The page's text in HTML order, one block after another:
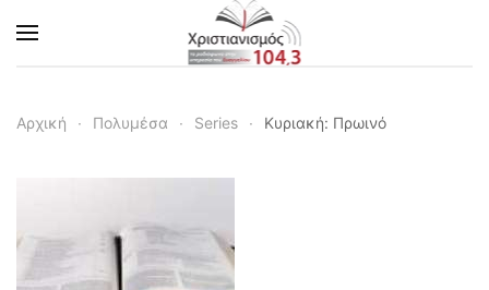
Skip to main content
Αρχική Πολυμέσα Series Kυριακή: Πρωινό